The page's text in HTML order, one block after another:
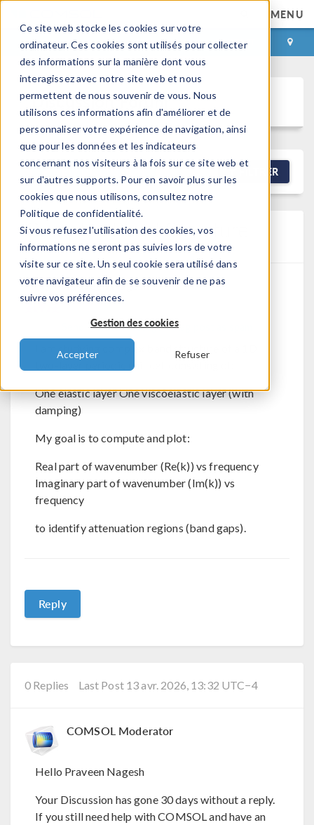
Ce site web stocke les cookies sur votre
ordinateur. Ces cookies sont utilisés pour collecter
des informations sur la manière dont vous
interagissez avec notre site web et nous
permettent de nous souvenir de vous. Nous
utilisons ces informations afin d'améliorer et de
personnaliser votre expérience de navigation, ainsi
que pour les données et les indicateurs
concernant nos visiteurs à la fois sur ce site web et
sur d'autres supports. Pour en savoir plus sur les
cookies que nous utilisons, consultez notre
Politique de confidentialité.
Si vous refusez l'utilisation des cookies, vos
informations ne seront pas suivies lors de votre
visite sur ce site. Un seul cookie sera utilisé dans
votre navigateur afin de se souvenir de ne pas
suivre vos préférences.
Gestion des cookies
Accepter Refuser
MENU
CONNEXION CONTACT
Discussion Forum
FILTRER
Complex Band Structure
Posted 13 avr. 2026, 13:32 UTC−4 0 Replies
Praveen Nagesh
Send Private Message Flag post as spam
two-layer periodic unit cell consisting of:
One elastic layer One viscoelastic layer (with
damping)
My goal is to compute and plot:
Real part of wavenumber (Re(k)) vs frequency
Imaginary part of wavenumber (Im(k)) vs
frequency
to identify attenuation regions (band gaps).
Reply
0 Replies Last Post 13 avr. 2026, 13:32 UTC−4
COMSOL Moderator
Hello Praveen Nagesh
Your Discussion has gone 30 days without a reply.
If you still need help with COMSOL and have an